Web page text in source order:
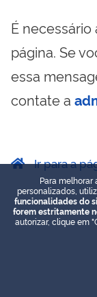
É
página. Se
essa
contate a
Ir para a
Para melhorar
personalizados,
funcionalidades do
forem estritamente
autorizar, clique em